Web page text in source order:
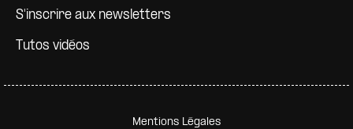
S'inscrire aux newsletters
Tutos vidéos
Pied de page secondaire
Mentions Légales